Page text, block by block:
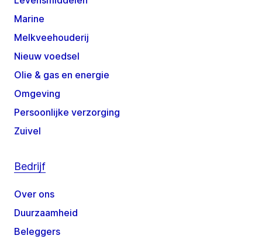
Marine
Melkveehouderij
Nieuw voedsel
Olie & gas en energie
Omgeving
Persoonlijke verzorging
Zuivel
Bedrijf
Over ons
Duurzaamheid
Beleggers